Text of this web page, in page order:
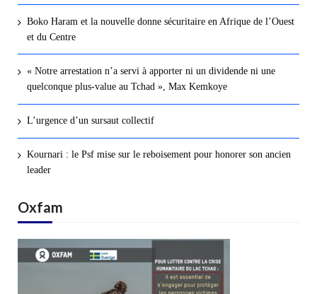
Boko Haram et la nouvelle donne sécuritaire en Afrique de l’Ouest
et du Centre
« Notre arrestation n’a servi à apporter ni un dividende ni une
quelconque plus-value au Tchad », Max Kemkoye
L’urgence d’un sursaut collectif
Kournari : le Psf mise sur le reboisement pour honorer son ancien
leader
Oxfam